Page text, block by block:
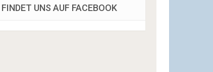
FINDET UNS AUF FACEBOOK